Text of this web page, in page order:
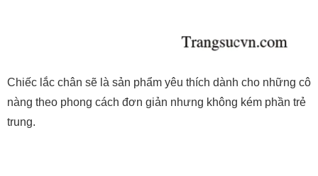
Chiếc lắc chân sẽ là sản phẩm yêu thích dành cho những cô
nàng theo phong cách đơn giản nhưng không kém phần trẻ
trung.